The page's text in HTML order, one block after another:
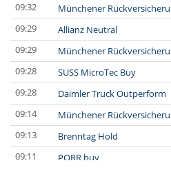
09:32
Münchener
09:29
Allianz Neutral
09:29
Münchener
09:28
SUSS MicroTec Buy
09:28
Daimler Truck Outperform
09:14
Münchener
09:13
Brenntag Hold
09:11
PORR buy